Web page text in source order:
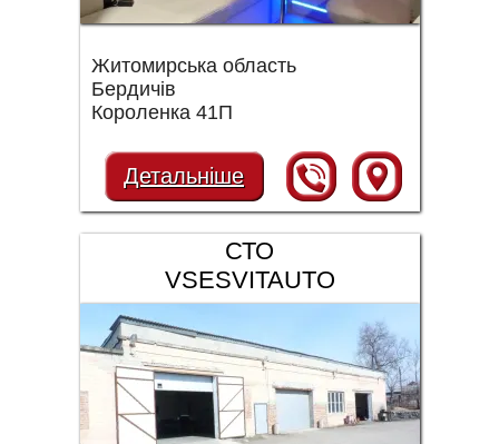
Житомирська область
Бердичів
Короленка 41П
Детальніше
СТО
VSESVITAUTO